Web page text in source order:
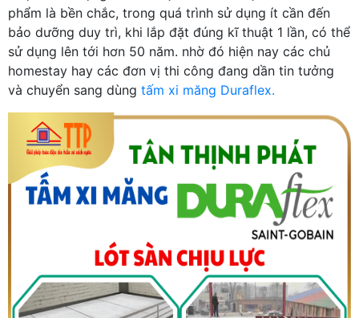
phẩm là bền chắc, trong quá trình sử dụng ít cần đến
bảo dưỡng duy trì, khi lắp đặt đúng kĩ thuật 1 lần, có thể
sử dụng lên tới hơn 50 năm. nhờ đó hiện nay các chủ
homestay hay các đơn vị thi công đang dần tin tưởng
và chuyển sang dùng tấm xi măng Duraflex.